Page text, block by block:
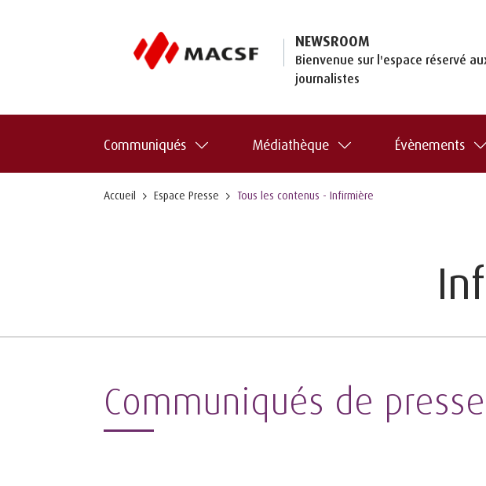
NEWSROOM
Bienvenue sur l'espace réservé
journalistes
Communiqués Médiathèque Évènements
Accueil Espace Presse Tous les contenus - Infirmière
Communiqués de presse